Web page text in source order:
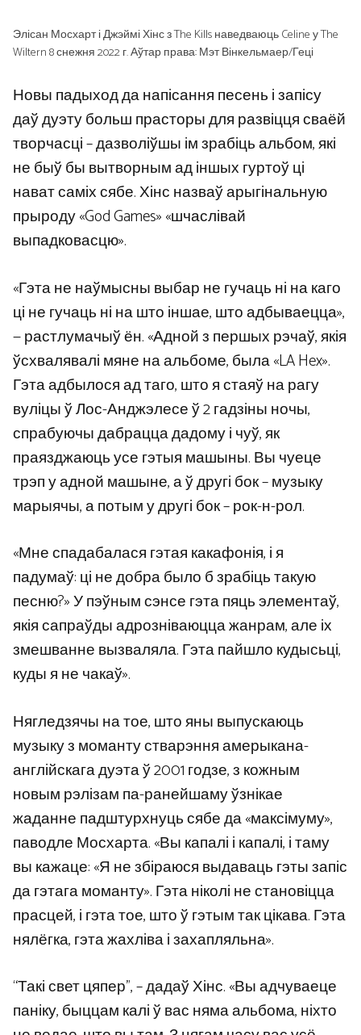
Элісан Мосхарт і Джэймі Хінс з The Kills наведваюць Celine у ​​The
Wiltern 8 снежня 2022 г. Аўтар права: Мэт Вінкельмаер/Геці
Новы падыход да напісання песень і запісу
даў дуэту больш прасторы для развіцця сваёй
творчасці – дазволіўшы ім зрабіць альбом, які
не быў бы вытворным ад іншых гуртоў ці
нават саміх сябе. Хінс назваў арыгінальную
прыроду «God Games» «шчаслівай
выпадковасцю».
«Гэта не наўмысны выбар не гучаць ні на каго
ці не гучаць ні на што іншае, што адбываецца»,
— растлумачыў ён. «Адной з першых рэчаў, якія
ўсхвалявалі мяне на альбоме, была «LA Hex».
Гэта адбылося ад таго, што я стаяў на рагу
вуліцы ў Лос-Анджэлесе ў 2 гадзіны ночы,
спрабуючы дабрацца дадому і чуў, як
праязджаюць усе гэтыя машыны. Вы чуеце
трэп у адной машыне, а ў другі бок – музыку
марыячы, а потым у другі бок – рок-н-рол.
«Мне спадабалася гэтая какафонія, і я
падумаў: ці не добра было б зрабіць такую ​​
песню?» У пэўным сэнсе гэта пяць элементаў,
якія сапраўды адрозніваюцца жанрам, але іх
змешванне вызваляла. Гэта пайшло кудысьці,
куды я не чакаў».
Нягледзячы на ​​тое, што яны выпускаюць
музыку з моманту стварэння амерыкана-
англійскага дуэта ў 2001 годзе, з кожным
новым рэлізам па-ранейшаму ўзнікае
жаданне падштурхнуць сябе да «максімуму»,
паводле Мосхарта. «Вы капалі і капалі, і таму
вы кажаце: «Я не збіраюся выдаваць гэты запіс
да гэтага моманту». Гэта ніколі не становіцца
прасцей, і гэта тое, што ў гэтым так цікава. Гэта
нялёгка, гэта жахліва і захапляльна».
“Такі свет цяпер”, – дадаў Хінс. «Вы адчуваеце
паніку, быццам калі ў вас няма альбома, ніхто